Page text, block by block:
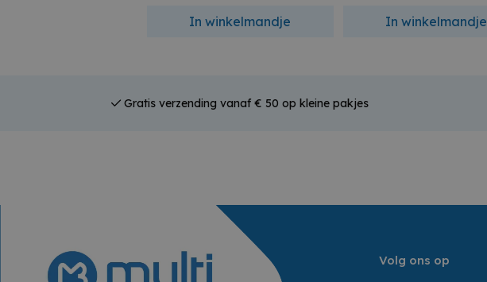
In winkelmandje In winkelmandje
Gratis verzending vanaf € 50 op kleine pakjes
Volg ons op